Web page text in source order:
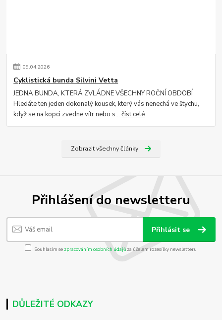
09.04.2026
Cyklistická bunda Silvini Vetta
JEDNA BUNDA, KTERÁ ZVLÁDNE VŠECHNY ROČNÍ OBDOBÍ
Hledáte ten jeden dokonalý kousek, který vás nenechá ve štychu,
když se na kopci zvedne vítr nebo s...číst celé
Zobrazit všechny články
Přihlášení do newsletteru
Přihlásit se
Souhlasím se zpracováním osobních údajůza účelem rozesílky newsletteru.
DŮLEŽITÉ ODKAZY